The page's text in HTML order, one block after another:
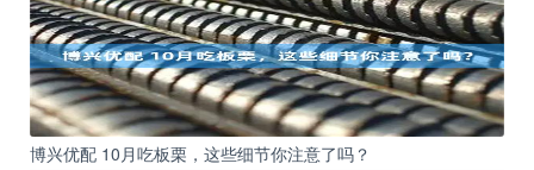
博兴优配 10月吃板栗，这些细节你注意了吗？